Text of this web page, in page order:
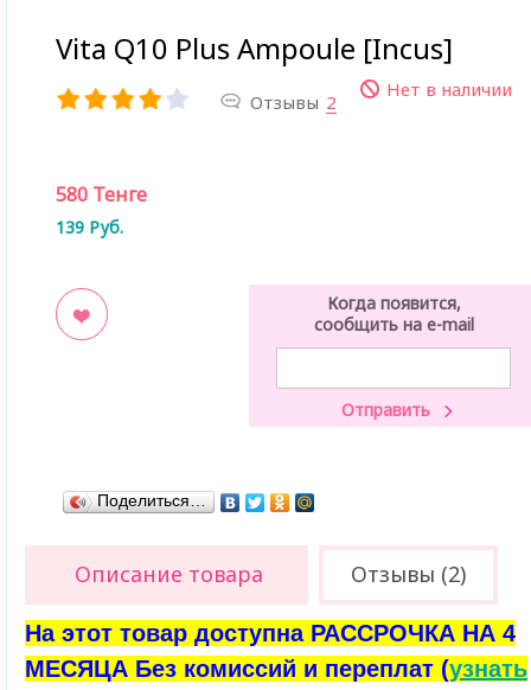
Vita Q10 Plus Ampoule [Incus]
Отзывы 2
Нет в наличии
580 Тенге
139 Руб.
Когда появится,
сообщить на e-mail
Поделиться…
Описание товара Отзывы (2)
На этот товар доступна РАССРОЧКА НА 4
МЕСЯЦА Без комиссий и переплат (узнать